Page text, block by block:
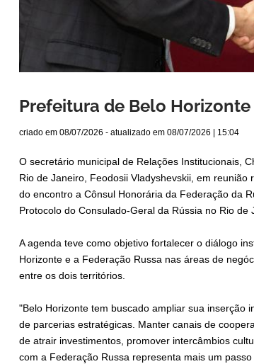
Prefeitura de Belo
criado em 08/07/2026 - atualizado em 08/07/2026 | 15:04
O secretário municipal de Relações Institucionais,
Rio de Janeiro, Feodosii Vladyshevskii, em
do encontro a Cônsul Honorária da Federação da
Protocolo do Consulado-Geral da Rússia no Rio de
A agenda teve como objetivo fortalecer o diálogo
Horizonte e a Federação Russa nas áreas de
entre os dois territórios.
"Belo Horizonte tem buscado ampliar sua inserção
de parcerias estratégicas. Manter canais de
de atrair investimentos, promover intercâmbios
com a Federação Russa representa mais um